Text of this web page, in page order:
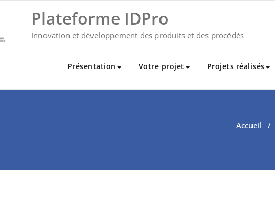
Plateforme IDPro
Innovation et développement des produits et des procédés
Présentation Votre projet Projets réalisés
Accueil /